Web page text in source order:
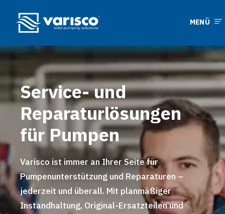
MENÜ
Service- und
Reparaturlösungen
für Pumpen
Varisco ist immer an Ihrer Seite für
Pumpenunterstützung und Reparaturen –
jederzeit und überall. Mit planmäßiger
Instandhaltung, Original-Ersatzteilen und